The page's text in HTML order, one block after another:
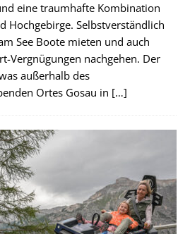
eine traumhafte Kombination
Hochgebirge. Selbstverständlich
See Boote mieten und auch
Vergnügungen nachgehen. Der
außerhalb des
Ortes Gosau in […]